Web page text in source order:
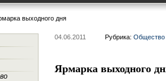
выходного дня
04.06.2011 Рубрика: Общество
Ярмарка выходного